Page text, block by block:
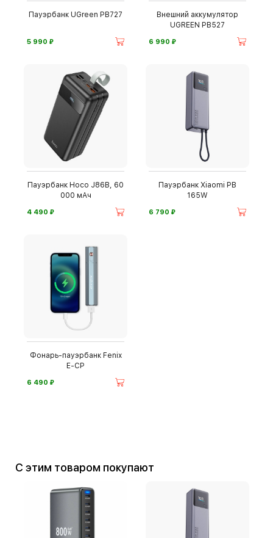
Пауэрбанк UGreen PB727
5 990 ⃏
Внешний аккумулятор
UGREEN PB527
6 990 ⃏
Пауэрбанк Hoco J86B, 60
000 мАч
4 490 ⃏
Пауэрбанк Xiaomi PB
165W
6 790 ⃏
Фонарь-пауэрбанк Fenix
E-CP
6 490 ⃏
С этим товаром покупают